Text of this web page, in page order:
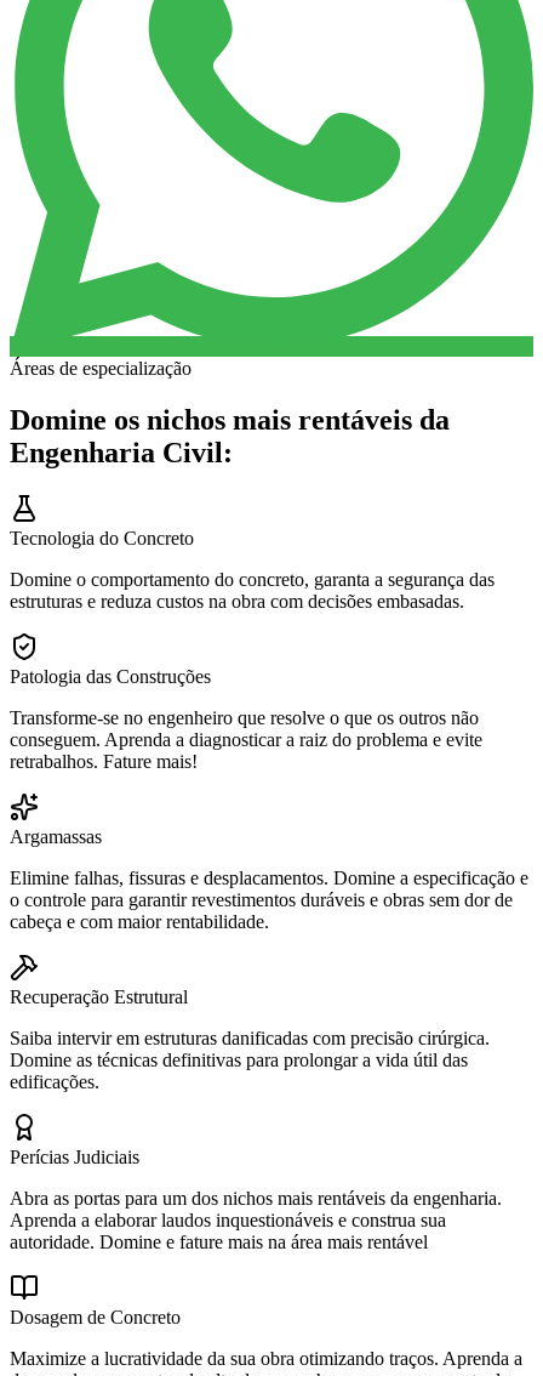
Áreas de especialização
Domine os nichos mais rentáveis da
Engenharia Civil:
Tecnologia do Concreto
Domine o comportamento do concreto, garanta a segurança das
estruturas e reduza custos na obra com decisões embasadas.
Patologia das Construções
Transforme-se no engenheiro que resolve o que os outros não
conseguem. Aprenda a diagnosticar a raiz do problema e evite
retrabalhos. Fature mais!
Argamassas
Elimine falhas, fissuras e desplacamentos. Domine a especificação e
o controle para garantir revestimentos duráveis e obras sem dor de
cabeça e com maior rentabilidade.
Recuperação Estrutural
Saiba intervir em estruturas danificadas com precisão cirúrgica.
Domine as técnicas definitivas para prolongar a vida útil das
edificações.
Perícias Judiciais
Abra as portas para um dos nichos mais rentáveis da engenharia.
Aprenda a elaborar laudos inquestionáveis e construa sua
autoridade. Domine e fature mais na área mais rentável
Dosagem de Concreto
Maximize a lucratividade da sua obra otimizando traços. Aprenda a